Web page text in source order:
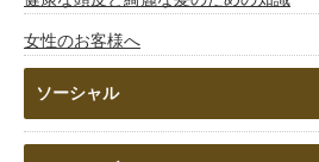
女性のお客様へ
ソーシャル